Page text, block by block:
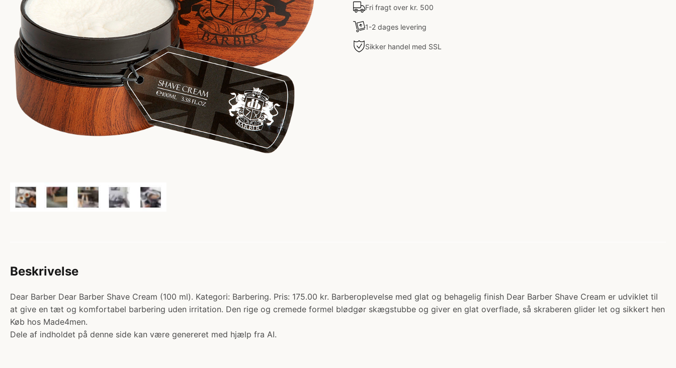
Fri fragt over kr. 500
1-2 dages levering
Sikker handel med SSL
Beskrivelse
Dear Barber Dear Barber Shave Cream (100 ml). Kategori: Barbering. Pris: 175.00 kr. Barberoplevelse med glat og behagelig finish Dear Barber Shave Cream er udviklet til
at give en tæt og komfortabel barbering uden irritation. Den rige og cremede formel blødgør skægstubbe og giver en glat overflade, så skraberen glider let og sikkert hen
Køb hos Made4men.
Dele af indholdet på denne side kan være genereret med hjælp fra AI.